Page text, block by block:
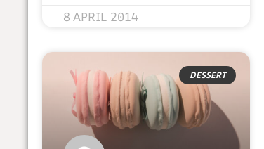
8 APRIL 2014
DESSERT